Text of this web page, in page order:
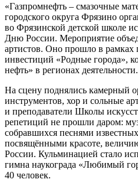
«Газпромнефть – смазочные
городского округа Фрязино
во Фрязинской детской школе
Дню России. Мероприятие
артистов. Оно прошло в
инвестиций «Родные города»,
нефть» в регионах деятельности.
На сцену поднялись камерный
инструментов, хор и сольные
и преподаватели Школы
репетиций не прошли даром:
собравшихся песнями
посвящёнными красоте,
России. Кульминацией стало
гимна наукограда «Любимый
40 человек.